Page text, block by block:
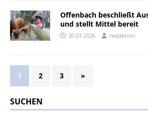
Offenbach beschließt
und stellt Mittel bereit
30.01.2026 redaktion
1 2 3 »
SUCHEN